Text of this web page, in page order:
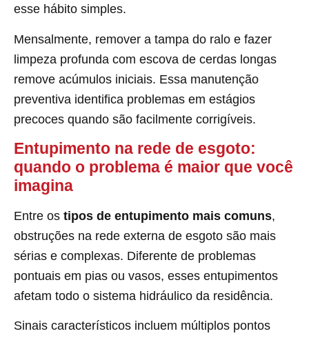
esse hábito simples.
Mensalmente, remover a tampa do ralo e fazer
limpeza profunda com escova de cerdas longas
remove acúmulos iniciais. Essa manutenção
preventiva identifica problemas em estágios
precoces quando são facilmente corrigíveis.
Entupimento na rede de esgoto:
quando o problema é maior que você
imagina
Entre os tipos de entupimento mais comuns,
obstruções na rede externa de esgoto são mais
sérias e complexas. Diferente de problemas
pontuais em pias ou vasos, esses entupimentos
afetam todo o sistema hidráulico da residência.
Sinais característicos incluem múltiplos pontos